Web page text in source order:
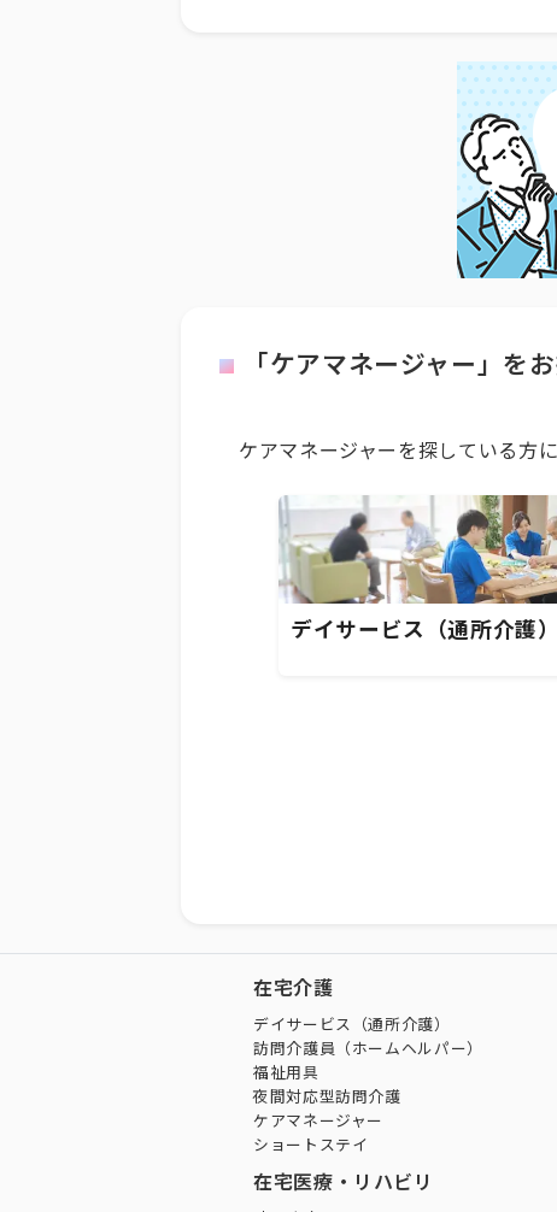
「ケアマネージャー」を
ケアマネージャーを探している方
デイサービス（通所介護）
在宅介護
デイサービス（通所介護）
訪問介護員（ホームヘルパー）
福祉用具
夜間対応型訪問介護
ケアマネージャー
ショートステイ
在宅医療・リハビリ